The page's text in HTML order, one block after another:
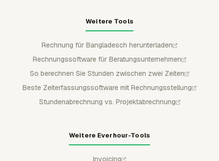
Weitere Tools
Rechnung für Bangladesch herunterladen
Rechnungssoftware für Beratungsunternehmen
So berechnen Sie Stunden zwischen zwei Zeiten
Beste Zeiterfassungssoftware mit Rechnungsstellung
Stundenabrechnung vs. Projektabrechnung
Weitere Everhour-Tools
Invoicing